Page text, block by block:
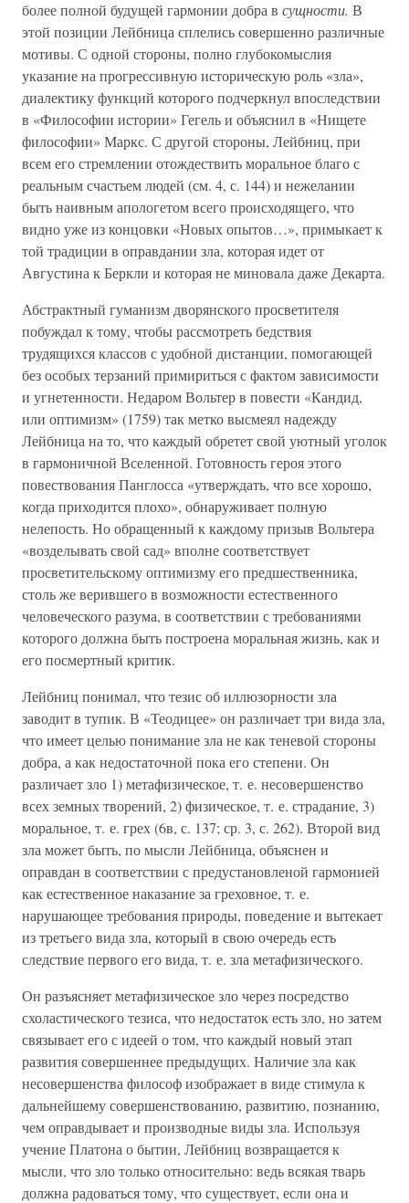
более полной будущей гармонии добра в сущности. В
этой позиции Лейбница сплелись совершенно различные
мотивы. С одной стороны, полно глубокомыслия
указание на прогрессивную историческую роль «зла»,
диалектику функций которого подчеркнул впоследствии
в «Философии истории» Гегель и объяснил в «Нищете
философии» Маркс. С другой стороны, Лейбниц, при
всем его стремлении отождествить моральное благо с
реальным счастьем людей (см. 4, с. 144) и нежелании
быть наивным апологетом всего происходящего, что
видно уже из концовки «Новых опытов…», примыкает к
той традиции в оправдании зла, которая идет от
Августина к Беркли и которая не миновала даже Декарта.
Абстрактный гуманизм дворянского просветителя
побуждал к тому, чтобы рассмотреть бедствия
трудящихся классов с удобной дистанции, помогающей
без особых терзаний примириться с фактом зависимости
и угнетенности. Недаром Вольтер в повести «Кандид,
или оптимизм» (1759) так метко высмеял надежду
Лейбница на то, что каждый обретет свой уютный уголок
в гармоничной Вселенной. Готовность героя этого
повествования Панглосса «утверждать, что все хорошо,
когда приходится плохо», обнаруживает полную
нелепость. Но обращенный к каждому призыв Вольтера
«возделывать свой сад» вполне соответствует
просветительскому оптимизму его предшественника,
столь же верившего в возможности естественного
человеческого разума, в соответствии с требованиями
которого должна быть построена моральная жизнь, как и
его посмертный критик.
Лейбниц понимал, что тезис об иллюзорности зла
заводит в тупик. В «Теодицее» он различает три вида зла,
что имеет целью понимание зла не как теневой стороны
добра, а как недостаточной пока его степени. Он
различает зло 1) метафизическое, т. е. несовершенство
всех земных творений, 2) физическое, т. е. страдание, 3)
моральное, т. е. грех (6в, с. 137; ср. 3, с. 262). Второй вид
зла может быть, по мысли Лейбница, объяснен и
оправдан в соответствии с предустановленой гармонией
как естественное наказание за греховное, т. е.
нарушающее требования природы, поведение и вытекает
из третьего вида зла, который в свою очередь есть
следствие первого его вида, т. е. зла метафизического.
Он разъясняет метафизическое зло через посредство
схоластического тезиса, что недостаток есть зло, но затем
связывает его с идеей о том, что каждый новый этап
развития совершеннее предыдущих. Наличие зла как
несовершенства философ изображает в виде стимула к
дальнейшему совершенствованию, развитию, познанию,
чем оправдывает и производные виды зла. Используя
учение Платона о бытии, Лейбниц возвращается к
мысли, что зло только относительно: ведь всякая тварь
должна радоваться тому, что существует, если она и